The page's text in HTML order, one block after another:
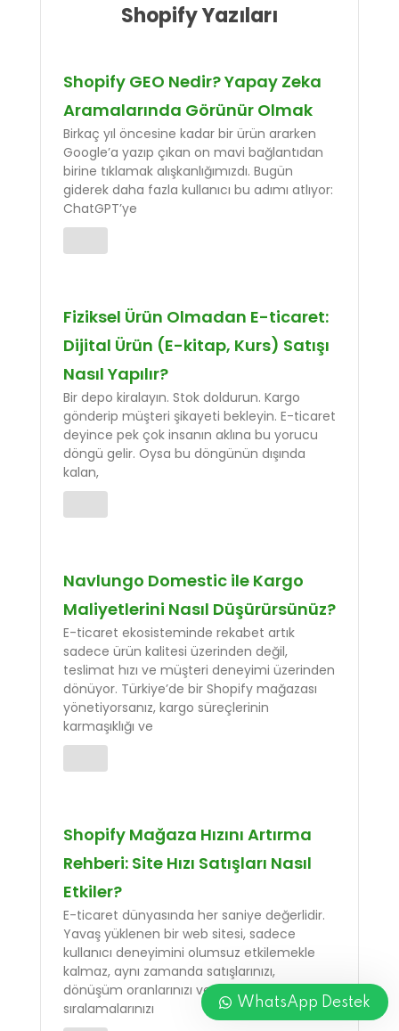
Shopify Yazıları
Shopify GEO Nedir? Yapay Zeka
Aramalarında Görünür Olmak
Birkaç yıl öncesine kadar bir ürün ararken
Google’a yazıp çıkan on mavi bağlantıdan
birine tıklamak alışkanlığımızdı. Bugün
giderek daha fazla kullanıcı bu adımı atlıyor:
ChatGPT’ye
Fiziksel Ürün Olmadan E-ticaret:
Dijital Ürün (E-kitap, Kurs) Satışı
Nasıl Yapılır?
Bir depo kiralayın. Stok doldurun. Kargo
gönderip müşteri şikayeti bekleyin. E-ticaret
deyince pek çok insanın aklına bu yorucu
döngü gelir. Oysa bu döngünün dışında
kalan,
Navlungo Domestic ile Kargo
Maliyetlerini Nasıl Düşürürsünüz?
E-ticaret ekosisteminde rekabet artık
sadece ürün kalitesi üzerinden değil,
teslimat hızı ve müşteri deneyimi üzerinden
dönüyor. Türkiye’de bir Shopify mağazası
yönetiyorsanız, kargo süreçlerinin
karmaşıklığı ve
Shopify Mağaza Hızını Artırma
Rehberi: Site Hızı Satışları Nasıl
Etkiler?
E-ticaret dünyasında her saniye değerlidir.
Yavaş yüklenen bir web sitesi, sadece
kullanıcı deneyimini olumsuz etkilemekle
kalmaz, aynı zamanda satışlarınızı,
dönüşüm oranlarınızı ve arama motoru
sıralamalarınızı
WhatsApp Destek